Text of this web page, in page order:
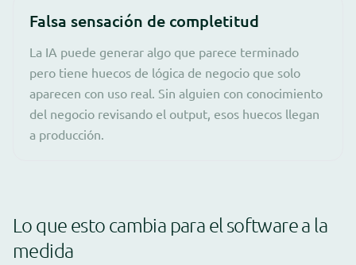
Falsa sensación de completitud
La IA puede generar algo que parece terminado
pero tiene huecos de lógica de negocio que solo
aparecen con uso real. Sin alguien con conocimiento
del negocio revisando el output, esos huecos llegan
a producción.
Lo que esto cambia para el software a la
medida